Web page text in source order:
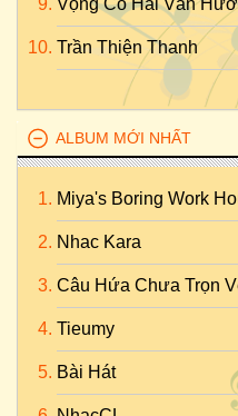
Vọng Cổ Hài Văn
Trần Thiện Thanh
ALBUM MỚI NHẤT
Miya's Boring Work
Nhac Kara
Câu Hứa Chưa Trọn
Tieumy
Bài Hát